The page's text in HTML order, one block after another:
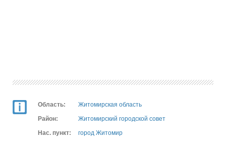
Область:
Житомирская область
Район:
Житомирский городской совет
Нас. пункт:
город Житомир